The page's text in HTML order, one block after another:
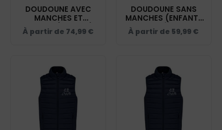
DOUDOUNE AVEC
MANCHES ET
CAPUCHE (ENFANT) -
CENTRE ÉQUESTRE DE
À partir de 74,99 €
DOUDOUNE SANS
MANCHES (ENFANT)
- CENTRE ÉQUESTRE
DE CHALAIN - NAVY -
À partir de 59,99 €